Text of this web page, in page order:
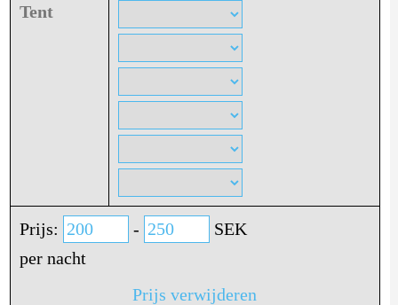
Tent
Prijs: -
SEK
per nacht
Prijs verwijderen